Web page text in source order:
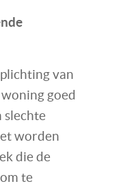
van
goed
slechte
worden
die de
te